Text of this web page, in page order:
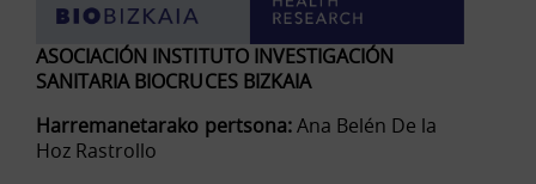
ASOCIACIÓN INSTITUTO INVESTIGACIÓN
SANITARIA BIOCRUCES BIZKAIA
Harremanetarako pertsona:Ana Belén De la
Hoz Rastrollo